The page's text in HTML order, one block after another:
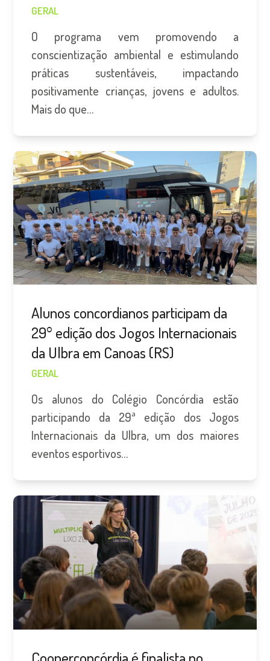
GERAL
O programa vem promovendo a
conscientização ambiental e estimulando
práticas sustentáveis, impactando
positivamente crianças, jovens e adultos.
Mais do que…
Alunos concordianos participam da
29° edição dos Jogos Internacionais
da Ulbra em Canoas (RS)
GERAL
Os alunos do Colégio Concórdia estão
participando da 29ª edição dos Jogos
Internacionais da Ulbra, um dos maiores
eventos esportivos…